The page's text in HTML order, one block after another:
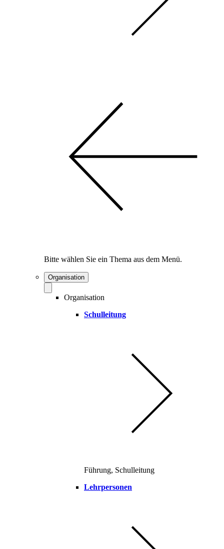
Bitte wählen Sie ein Thema aus dem Menü.
Organisation
Organisation
Schulleitung
Führung, Schulleitung
Lehrpersonen